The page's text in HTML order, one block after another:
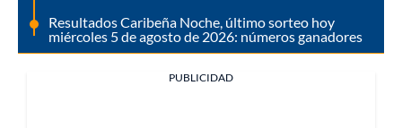
Resultados Caribeña Noche, último sorteo hoy
miércoles 5 de agosto de 2026: números ganadores
PUBLICIDAD